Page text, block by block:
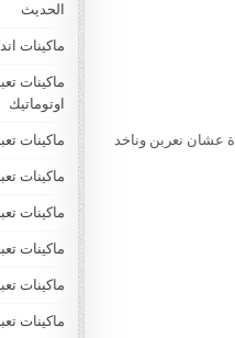
عشان نعربن وناخد
الحديث
ماكينات
ماكينات
اوتوماتيك
ماكينات
ماكينات
ماكينات
ماكينات
ماكينات
ماكينات